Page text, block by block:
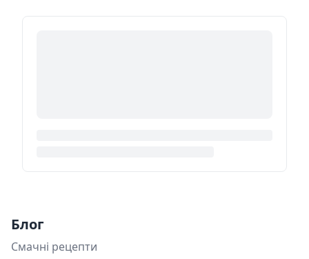
Блог
Смачні рецепти